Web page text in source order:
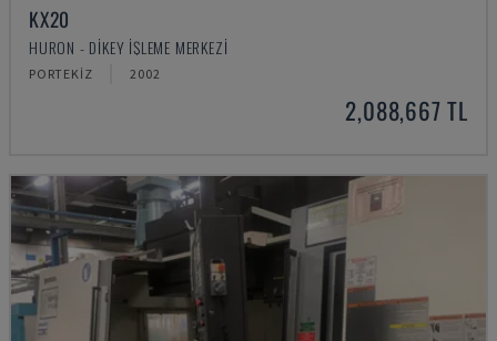
KX20
HURON - DIKEY İŞLEME MERKEZI
PORTEKIZ 2002
2,088,667 TL